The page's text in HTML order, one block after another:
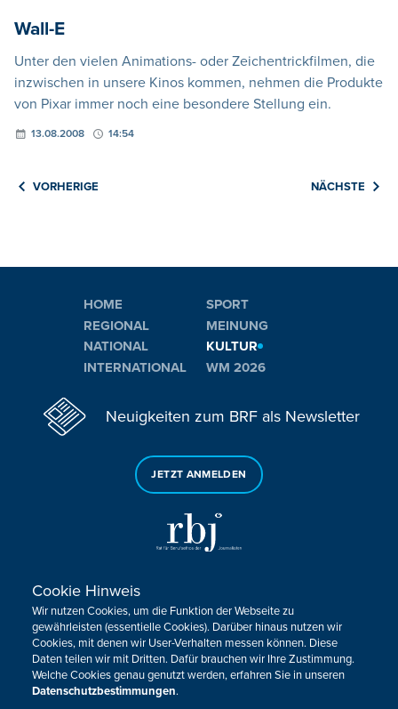
Wall-E
Unter den vielen Animations- oder Zeichentrickfilmen, die
inzwischen in unsere Kinos kommen, nehmen die Produkte
von Pixar immer noch eine besondere Stellung ein.
13.08.2008 14:54
VORHERIGE NÄCHSTE
HOME
REGIONAL
NATIONAL
INTERNATIONAL
SPORT
MEINUNG
KULTUR
WM 2026
Neuigkeiten zum BRF als Newsletter
JETZT ANMELDEN
Sie haben noch Fragen oder Anmerkungen?
KONTAKTIEREN SIE UNS!
Impressum Datenschutz Kontakt
Barrierefreiheit
Cookie-Zustimmung anpassen
Cookie Hinweis
Wir nutzen Cookies, um die Funktion der Webseite zu
gewährleisten (essentielle Cookies). Darüber hinaus nutzen wir
Cookies, mit denen wir User-Verhalten messen können. Diese
Daten teilen wir mit Dritten. Dafür brauchen wir Ihre Zustimmung.
Welche Cookies genau genutzt werden, erfahren Sie in unseren
Datenschutzbestimmungen.